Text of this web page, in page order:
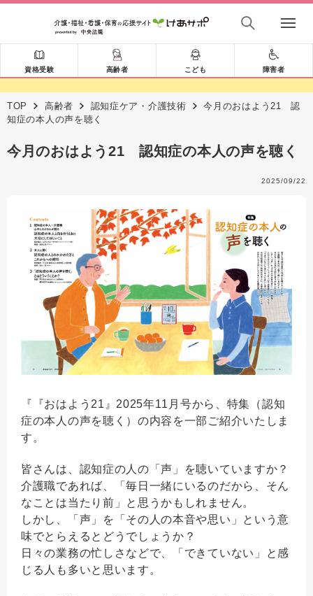
資格受験 高齢者 こども 障害者
TOP 高齢者 認知症ケア・介護技術
今月のおはよう21 認
知症の本人の声を聴く
今月のおはよう21 認知症の本人の声を聴く
2025/09/22
『『おはよう21』2025年11月号から、特集（認知
症の本人の声を聴く）の内容を一部ご紹介いたしま
す。
皆さんは、認知症の人の「声」を聴いていますか？
介護職であれば、「毎日一緒にいるのだから、そん
なことは当たり前」と思うかもしれません。
しかし、「声」を「その人の本音や思い」という意
味でとらえるとどうでしょうか？
日々の業務の忙しさなどで、「できていない」と感
じる人も多いと思います。